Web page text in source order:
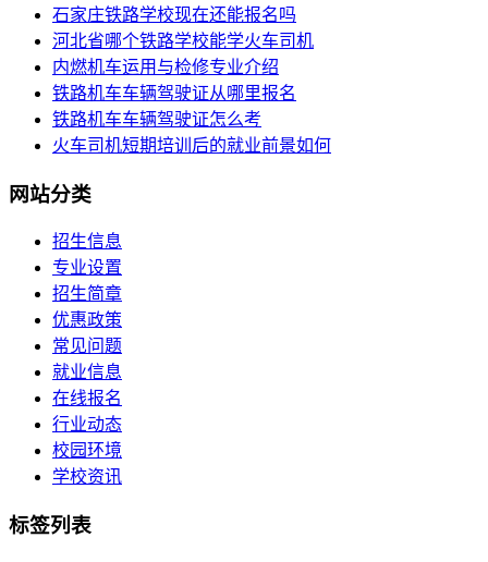
石家庄铁路学校现在还能报名吗
河北省哪个铁路学校能学火车司机
内燃机车运用与检修专业介绍
铁路机车车辆驾驶证从哪里报名
铁路机车车辆驾驶证怎么考
火车司机短期培训后的就业前景如何
网站分类
招生信息
专业设置
招生简章
优惠政策
常见问题
就业信息
在线报名
行业动态
校园环境
学校资讯
标签列表